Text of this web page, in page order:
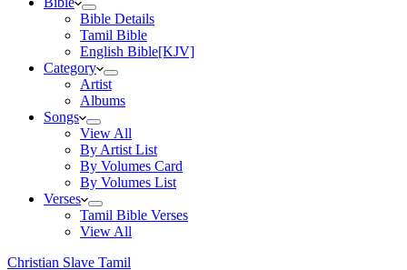
Bible Details
Tamil Bible
English Bible[KJV]
Category
Artist
Albums
Songs
View All
By Artist List
By Volumes Card
By Volumes List
Verses
Tamil Bible Verses
View All
Christian Slave Tamil